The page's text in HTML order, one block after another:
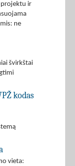
projektu ir
ne
švirkštai
kodas
vieta: